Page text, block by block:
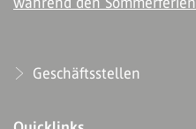
Geschäftsstellen